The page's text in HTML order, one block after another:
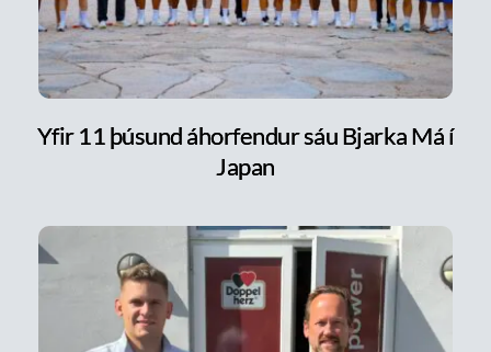
Yfir 11 þúsund áhorfendur sáu Bjarka Má í
Japan